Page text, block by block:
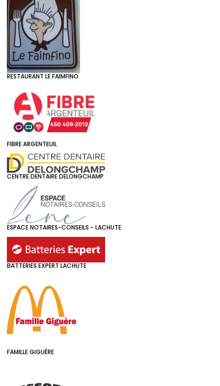
RESTAURANT LE FAIMFINO
FIBRE ARGENTEUIL
CENTRE DENTAIRE DELONGCHAMP
ESPACE NOTAIRES-CONSEILS - LACHUTE
BATTERIES EXPERT LACHUTE
FAMILLE GIGUÈRE